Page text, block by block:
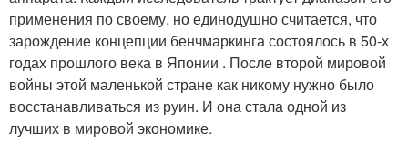
применения по своему, но единодушно считается, что
зарождение концепции бенчмаркинга состоялось в 50-х
годах прошлого века в Японии . После второй мировой
войны этой маленькой стране как никому нужно было
восстанавливаться из руин. И она стала одной из
лучших в мировой экономике.